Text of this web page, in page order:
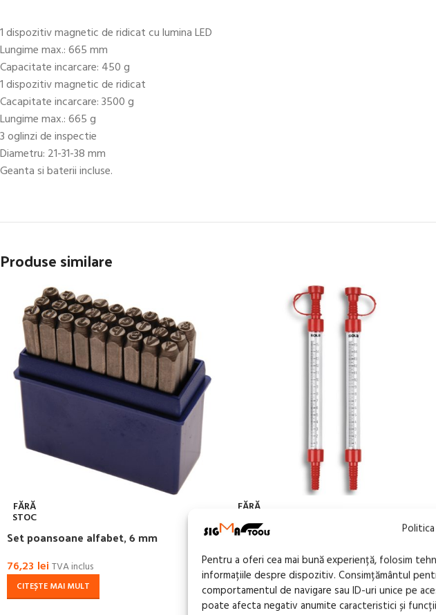
Pentru a oferi cea mai bună experiență, folosim
informațiile despre dispozitiv. Consimțământul
comportamentul de navigare sau ID-uri unice pe
poate afecta negativ anumite caracteristici și
1 dispozitiv magnetic de ridicat cu lumina LED
Lungime max.: 665 mm
Capacitate incarcare: 450 g
1 dispozitiv magnetic de ridicat
Cacapitate incarcare: 3500 g
Lungime max.: 665 g
3 oglinzi de inspectie
Diametru: 21-31-38 mm
Geanta si baterii incluse.
Produse similare
FĂRĂ
STOC
Set poansoane alfabet, 6 mm
76,23 lei TVA inclus
CITEȘTE MAI MULT
FĂRĂ
Set 2 fiole furtun de nivel SP10
79,86leiTVA inclus
CITEȘTE MAI MULT